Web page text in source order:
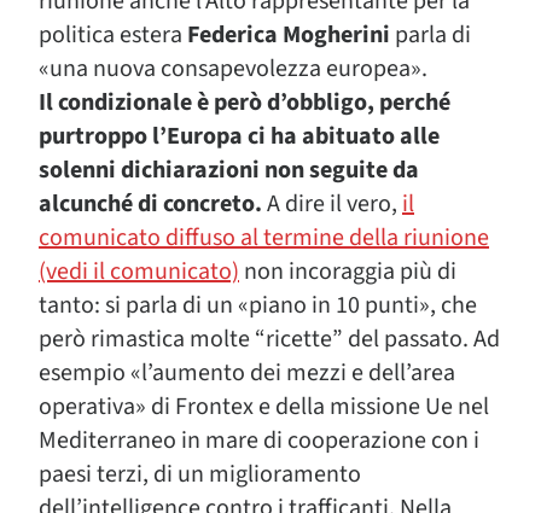
politica estera Federica Mogherini parla di
«una nuova consapevolezza europea».
Il condizionale è però d’obbligo, perché
purtroppo l’Europa ci ha abituato alle
solenni dichiarazioni non seguite da
alcunché di concreto.A dire il vero,il
comunicato diffuso al termine della riunione
(vedi il comunicato)non incoraggia più di
tanto: si parla di un «piano in 10 punti», che
però rimastica molte “ricette” del passato. Ad
esempio «l’aumento dei mezzi e dell’area
operativa» di Frontex e della missione Ue nel
Mediterraneo in mare di cooperazione con i
paesi terzi, di un miglioramento